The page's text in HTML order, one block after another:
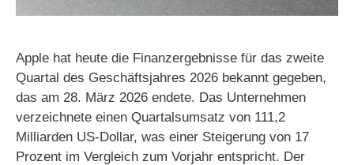
Apple hat heute die Finanzergebnisse für das zweite
Quartal des Geschäftsjahres 2026 bekannt gegeben,
das am 28. März 2026 endete. Das Unternehmen
verzeichnete einen Quartalsumsatz von 111,2
Milliarden US-Dollar, was einer Steigerung von 17
Prozent im Vergleich zum Vorjahr entspricht. Der